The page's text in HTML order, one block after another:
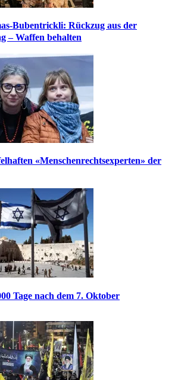
Bubentrickli: Rückzug aus der
– Waffen behalten
«Menschenrechtsexperten» der
Tage nach dem 7. Oktober